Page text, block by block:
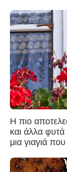
Η πιο
και άλλα
μια γιαγιά